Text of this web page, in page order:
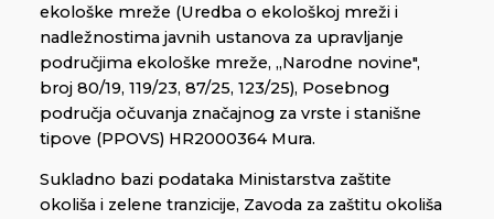
ekološke mreže (Uredba o ekološkoj mreži i
nadležnostima javnih ustanova za upravljanje
područjima ekološke mreže, ,,Narodne novine",
broj 80/19, 119/23, 87/25, 123/25), Posebnog
područja očuvanja značajnog za vrste i stanišne
tipove (PPOVS) HR2000364 Mura.
Sukladno bazi podataka Ministarstva zaštite
okoliša i zelene tranzicije, Zavoda za zaštitu okoliša